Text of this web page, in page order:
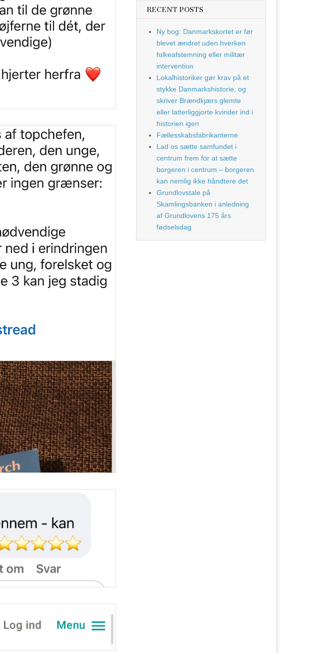
RECENT POSTS
Ny bog: Danmarkskortet er før
blevet ændret uden hverken
folkeafstemning eller militær
intervention
Lokalhistoriker gør krav på et
stykke Danmarkshistorie, og
skriver Brændkjærs glemte
eller latterliggjorte kvinder ind i
historien igen
Fællesskabsfabrikanterne
Lad os sætte samfundet i
centrum frem for at sætte
borgeren i centrum – borgeren
kan nemlig ikke håndtere det
Grundlovstale på
Skamlingsbanken i anledning
af Grundlovens 175 års
fødselsdag